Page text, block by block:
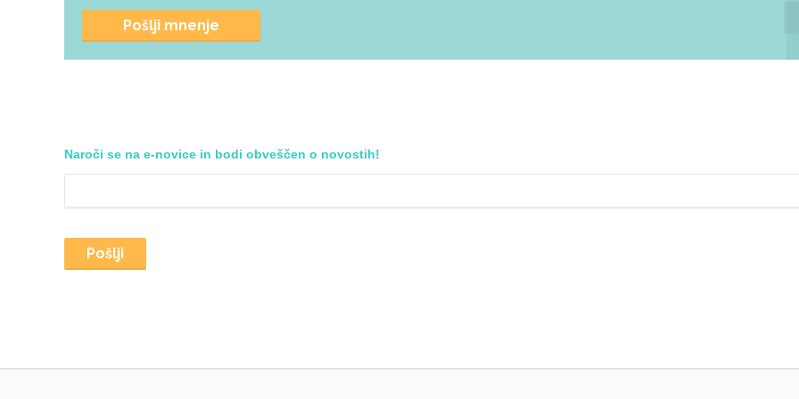
Pošlji mnenje
Naroči se na e-novice in bodi obveščen o novostih!